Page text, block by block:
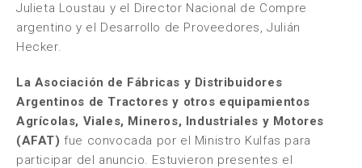
Julieta Loustau y el Director Nacional de Compre
argentino y el Desarrollo de Proveedores, Julián
Hecker.
La Asociación de Fábricas y Distribuidores
Argentinos de Tractores y otros equipamientos
Agrícolas, Viales, Mineros, Industriales y Motores
(AFAT) fue convocada por el Ministro Kulfas para
participar del anuncio. Estuvieron presentes el